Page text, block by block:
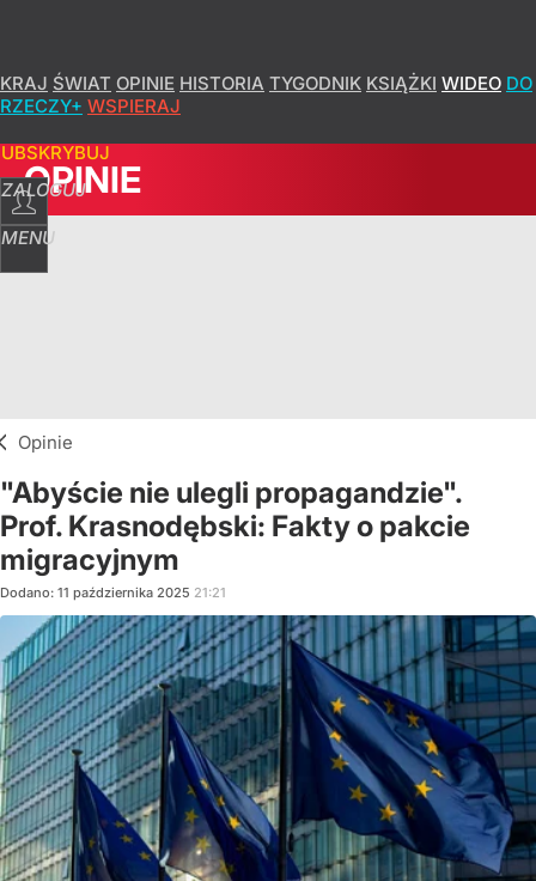
KRAJ ŚWIAT OPINIE HISTORIA TYGODNIK KSIĄŻKI WIDEO DO
RZECZY+ WSPIERAJ
ZALOGUJ
MENU
OPINIE
Opinie
"Abyście nie ulegli propagandzie".
Prof. Krasnodębski: Fakty o pakcie
migracyjnym
Dodano: 11 października 2025 21:21